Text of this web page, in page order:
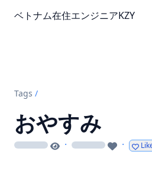
ベトナム在住エンジニアKZY
Tags /
おやすみ
loading · loading ·